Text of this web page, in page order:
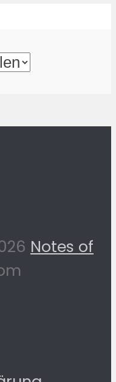
Notes of